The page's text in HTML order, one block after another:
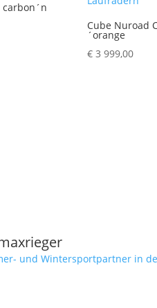
carbon´n
Cube Nuroad
´orange
€ 3 999,00
und Wintersportpartner in